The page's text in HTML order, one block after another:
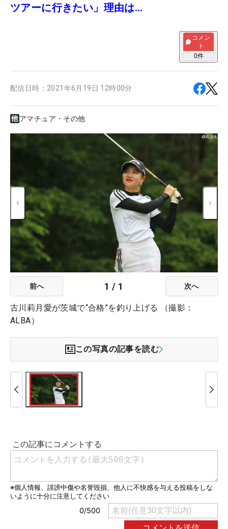
ツアーに行きたい」理由は…
コメン
ト
0件
配信日時： 2021年6月19日 12時00分
アマチュア・その他
前へ 1 / 1 次へ
古川莉月愛が茨城で“合格”を釣り上げる （撮影：
ALBA）
この写真の記事を読む